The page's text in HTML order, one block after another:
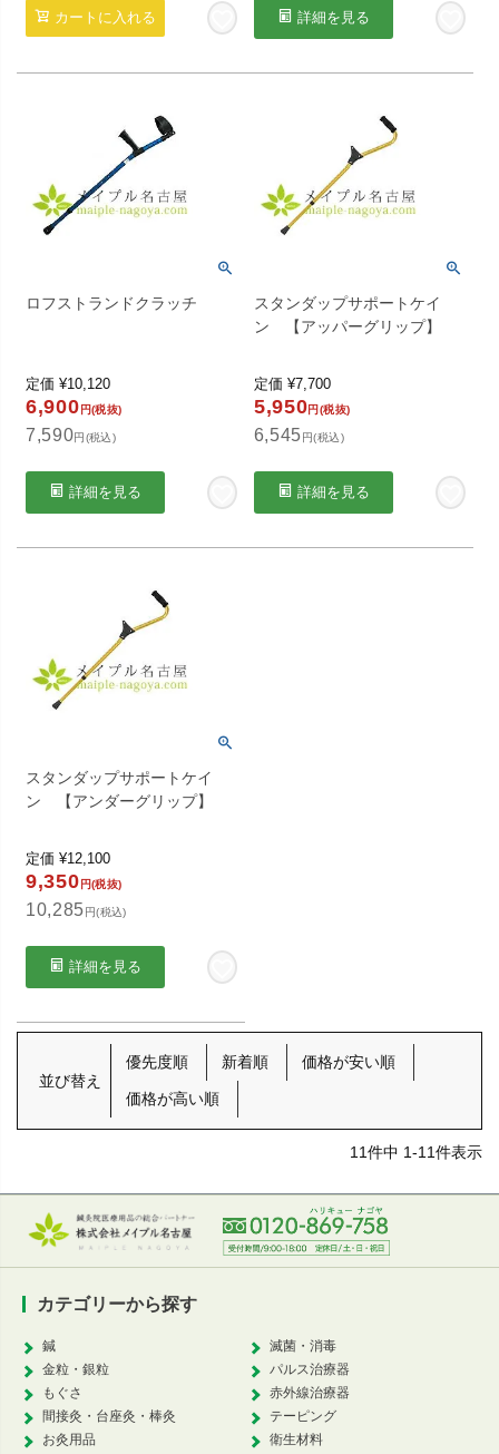
カートに入れる 詳細を見る
ロフストランドクラッチ
定価 ¥10,120
6,900 円(税抜)
7,590円(税込)
詳細を見る
スタンダップサポートケイ
ン 【アッパーグリップ】
定価 ¥7,700
5,950円(税抜)
6,545 円(税込)
詳細を見る
スタンダップサポートケイ
ン 【アンダーグリップ】
定価 ¥12,100
9,350 円(税抜)
10,285 円(税込)
詳細を見る
並び替え
優先度順 新着順 価格が安い順
価格が高い順
11件中 1-11件表示
カテゴリーから探す
鍼
金粒・銀粒
もぐさ
間接灸・台座灸・棒灸
お灸用品
滅菌・消毒
パルス治療器
赤外線治療器
テーピング
衛生材料